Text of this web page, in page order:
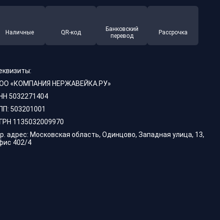
Наличные QR-код
Банковский
перевод
Рассрочка
«КОМПАНИЯ НЕРЖАВЕЙКА.РУ»
5032271404
503201001
1135032009970
адрес: Московская область, Одинцово, Западная улица, 13,
402/4